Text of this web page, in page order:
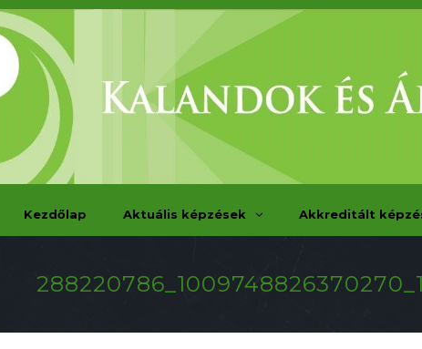
Kezdőlap Aktuális képzések Akkreditált